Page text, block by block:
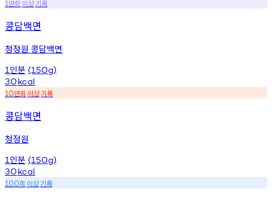
1 만회 이상기록
콩담백면
청정원 콩담백면
1 인분 (150g)
30kcal
10만회 이상기록
콩담백면
청정원
1 인분 (150g)
30kcal
100회 이상기록